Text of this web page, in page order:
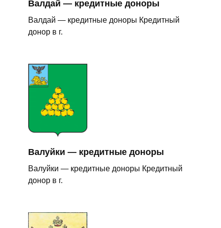
Валдай — кредитные доноры
Валдай — кредитные доноры Кредитный
донор в г.
Валуйки — кредитные доноры
Валуйки — кредитные доноры Кредитный
донор в г.